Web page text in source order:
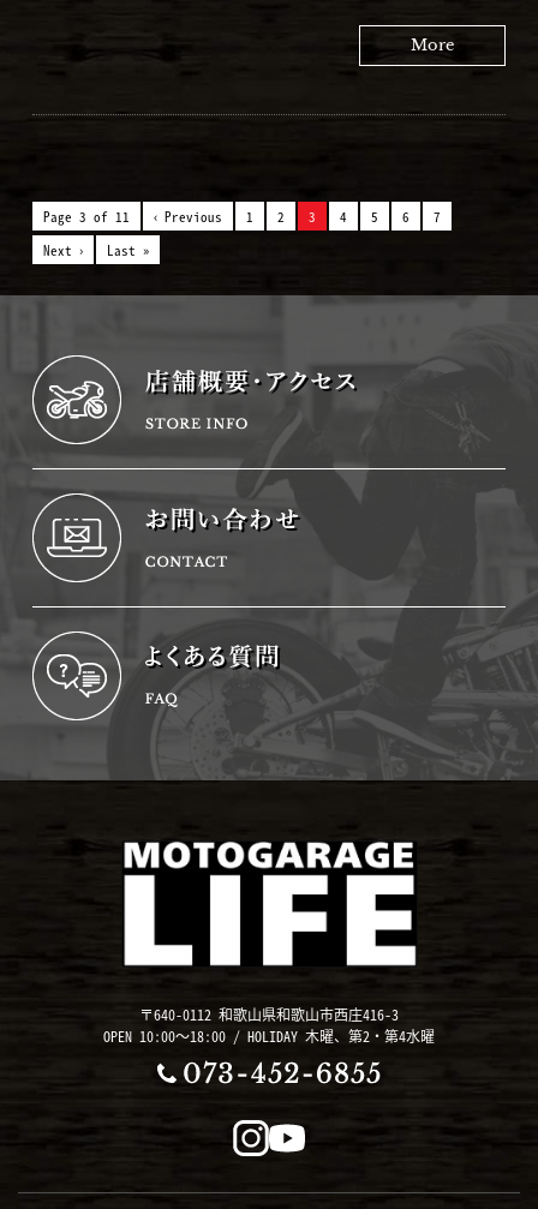
More
Page 3 of 11 ‹ Previous 1 2 3 4 5 6
7
Next ›
Last »
〒640-0112 和歌山県和歌山市西庄416-3
OPEN 10:00～18:00 / HOLIDAY 木曜、第2・第4水曜